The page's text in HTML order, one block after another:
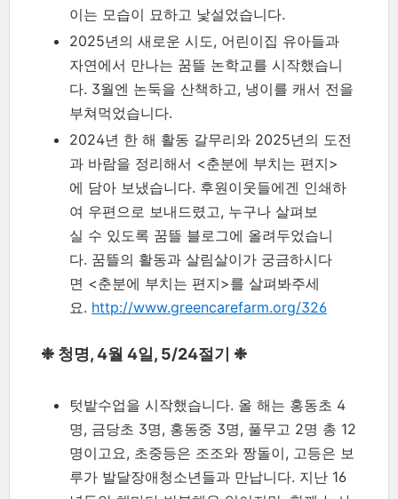
이는 모습이 묘하고 낯설었습니다.
2025년의 새로운 시도, 어린이집 유아들과
자연에서 만나는 꿈뜰 논학교를 시작했습니
다. 3월엔 논둑을 산책하고, 냉이를 캐서 전을
부쳐먹었습니다.
2024년 한 해 활동 갈무리와 2025년의 도전
과 바람을 정리해서 <춘분에 부치는 편지>
에 담아 보냈습니다. 후원이웃들에겐 인쇄하
여 우편으로 보내드렸고, 누구나 살펴보
실 수 있도록 꿈뜰 블로그에 올려두었습니
다. 꿈뜰의 활동과 살림살이가 궁금하시다
면 <춘분에 부치는 편지>를 살펴봐주세
요. http://www.greencarefarm.org/326
❉ 청명, 4월 4일, 5/24절기 ❉
텃밭수업을 시작했습니다. 올 해는 홍동초 4
명, 금당초 3명, 홍동중 3명, 풀무고 2명 총 12
명이고요, 초중등은 조조와 짱돌이, 고등은 보
루가 발달장애청소년들과 만납니다. 지난 16